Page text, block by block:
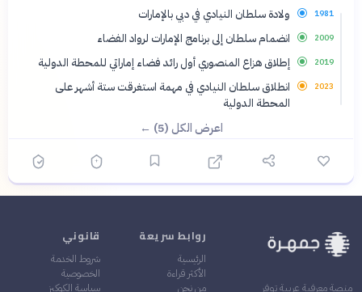
1981 ولادة سلطان النيادي في دبي بالإمارات
2009 انضمام سلطان إلى برنامج الإمارات لرواد الفضاء
2019 إطلاق هزاع المنصوري أول رائد فضاء إماراتي للمحطة الدولية
2023
انطلاق سلطان النيادي في مهمة استغرقت ستة أشهر على
المحطة الدولية
اعرض الكل (5) ←
منصة معرفية عربية توفر
روابط سريعة
الرئيسية
الأكثر قراءة
من نحن
قانوني
شروط الخدمة
الخصوصية
سياسة الكوكيز